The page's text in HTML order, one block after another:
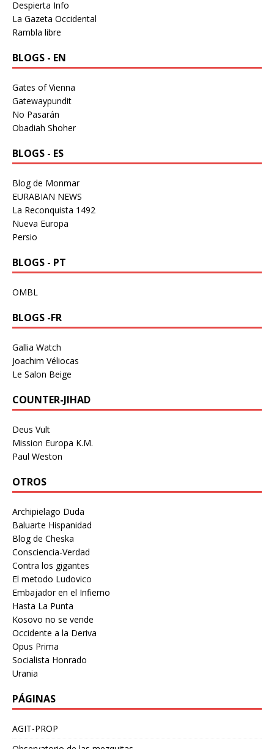
Despierta Info
La Gazeta Occidental
Rambla libre
BLOGS - EN
Gates of Vienna
Gatewaypundit
No Pasarán
Obadiah Shoher
BLOGS - ES
Blog de Monmar
EURABIAN NEWS
La Reconquista 1492
Nueva Europa
Persio
BLOGS - PT
OMBL
BLOGS -FR
Gallia Watch
Joachim Véliocas
Le Salon Beige
COUNTER-JIHAD
Deus Vult
Mission Europa K.M.
Paul Weston
OTROS
Archipielago Duda
Baluarte Hispanidad
Blog de Cheska
Consciencia-Verdad
Contra los gigantes
El metodo Ludovico
Embajador en el Infierno
Hasta La Punta
Kosovo no se vende
Occidente a la Deriva
Opus Prima
Socialista Honrado
Urania
PÁGINAS
AGIT-PROP